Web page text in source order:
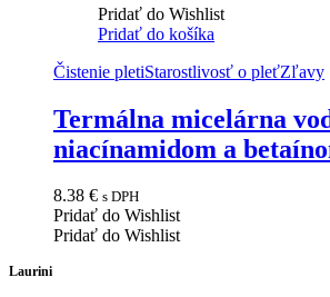
Pridať do Wishlist
Pridať do košíka
Čistenie pletiStarostlivosť o pleťZľavy
Termálna micelárna
niacínamidom a
8.38 € s DPH
Pridať do Wishlist
Pridať do Wishlist
Laurini